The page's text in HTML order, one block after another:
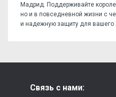
Мадрид. Поддерживайте
но и в повседневной жизни с
и надежную защиту для вашего
Напишите отзыв или
Связь с нами: